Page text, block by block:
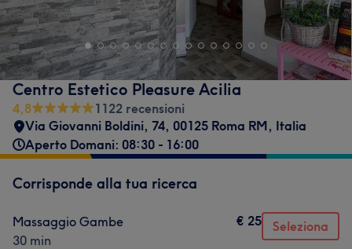
Centro Estetico Pleasure Acilia
4,8
1122 recensioni
Via Giovanni Boldini, 74, 00125 Roma RM, Italia
Aperto Domani: 08:30 - 16:00
Corrisponde alla tua ricerca
Massaggio Gambe
30 min
€ 25 Seleziona